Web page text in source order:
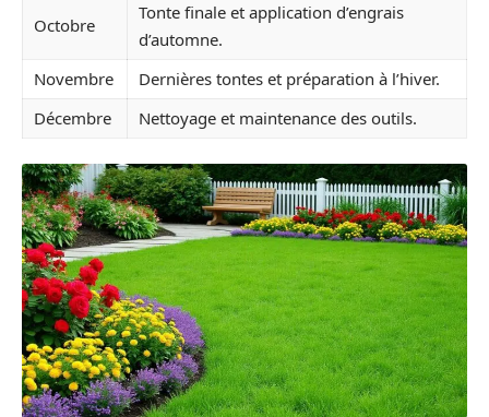
Octobre
Tonte finale et application d’engrais
d’automne.
Novembre
Dernières tontes et préparation à l’hiver.
Décembre
Nettoyage et maintenance des outils.